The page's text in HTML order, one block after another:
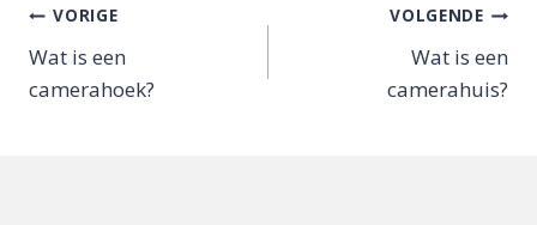
Bericht
navigatie
VORIGE
Wat is een
camerahoek?
VOLGENDE
Wat is een
camerahuis?